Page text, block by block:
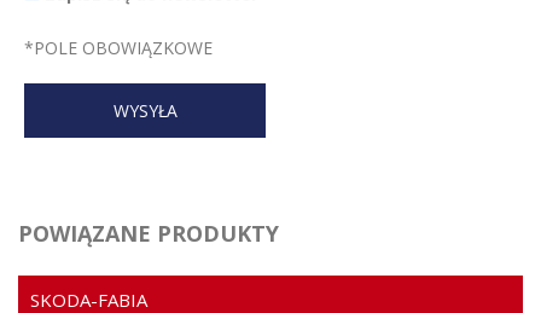
*POLE OBOWIĄZKOWE
POWIĄZANE PRODUKTY
SKODA-FABIA